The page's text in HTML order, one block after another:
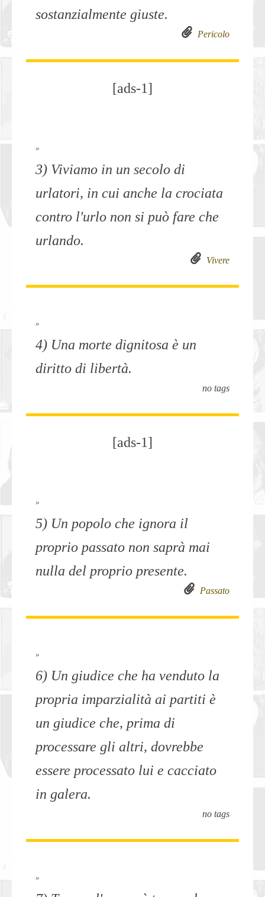
sostanzialmente giuste.
Pericolo
[ads-1]
»
3) Viviamo in un secolo di
urlatori, in cui anche la crociata
contro l'urlo non si può fare che
urlando.
Vivere
»
4) Una morte dignitosa è un
diritto di libertà.
no tags
[ads-1]
»
5) Un popolo che ignora il
proprio passato non saprà mai
nulla del proprio presente.
Passato
»
6) Un giudice che ha venduto la
propria imparzialità ai partiti è
un giudice che, prima di
processare gli altri, dovrebbe
essere processato lui e cacciato
in galera.
no tags
»